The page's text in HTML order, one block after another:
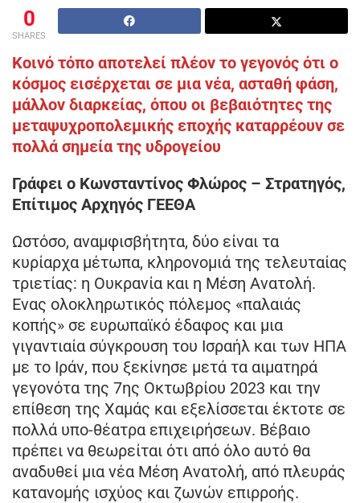
0
SHARES
Κοινό τόπο αποτελεί πλέον το γεγονός ότι ο
κόσμος εισέρχεται σε μια νέα, ασταθή φάση,
μάλλον διαρκείας, όπου οι βεβαιότητες της
μεταψυχροπολεμικής εποχής καταρρέουν σε
πολλά σημεία της υδρογείου
Γράφει ο Κωνσταντίνος Φλώρος – Στρατηγός,
Επίτιμος Αρχηγός ΓΕΕΘΑ
Ωστόσο, αναμφισβήτητα, δύο είναι τα
κυρίαρχα μέτωπα, κληρονομιά της τελευταίας
τριετίας: η Ουκρανία και η Μέση Ανατολή.
Ενας ολοκληρωτικός πόλεμος «παλαιάς
κοπής» σε ευρωπαϊκό έδαφος και μια
γιγαντιαία σύγκρουση του Ισραήλ και των ΗΠΑ
με το Ιράν, που ξεκίνησε μετά τα αιματηρά
γεγονότα της 7ης Οκτωβρίου 2023 και την
επίθεση της Χαμάς και εξελίσσεται έκτοτε σε
πολλά υπο-θέατρα επιχειρήσεων. Βέβαιο
πρέπει να θεωρείται ότι από όλο αυτό θα
αναδυθεί μια νέα Μέση Ανατολή, από πλευράς
κατανομής ισχύος και ζωνών επιρροής.